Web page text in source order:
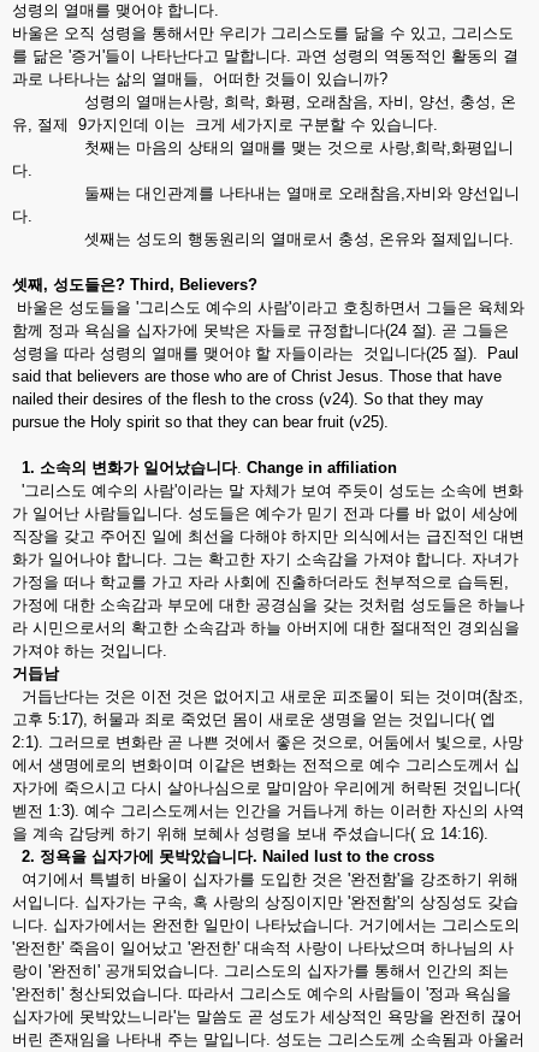
성령의 열매를 맺어야 합니다.
바울은 오직 성령을 통해서만 우리가 그리스도를 닮을 수 있고, 그리스도
를 닮은 '증거'들이 나타난다고 말합니다. 과연 성령의 역동적인 활동의 결
과로 나타나는 삶의 열매들, 어떠한 것들이 있습니까?
성령의 열매는사랑, 희락, 화평, 오래참음, 자비, 양선, 충성, 온
유, 절제 9가지인데 이는 크게 세가지로 구분할 수 있습니다.
첫째는 마음의 상태의 열매를 맺는 것으로 사랑,희락,화평입니
다.
둘째는 대인관계를 나타내는 열매로 오래참음,자비와 양선입니
다.
셋째는 성도의 행동원리의 열매로서 충성, 온유와 절제입니다.
셋째, 성도들은? Third, Believers?
바울은 성도들을 '그리스도 예수의 사람'이라고 호칭하면서 그들은 육체와
함께 정과 욕심을 십자가에 못박은 자들로 규정합니다(24 절). 곧 그들은
성령을 따라 성령의 열매를 맺어야 할 자들이라는 것입니다(25 절). Paul
said that believers are those who are of Christ Jesus. Those that have
nailed their desires of the flesh to the cross (v24). So that they may
pursue the Holy spirit so that they can bear fruit (v25).
1. 소속의 변화가 일어났습니다. Change in affiliation
'그리스도 예수의 사람'이라는 말 자체가 보여 주듯이 성도는 소속에 변화
가 일어난 사람들입니다. 성도들은 예수가 믿기 전과 다를 바 없이 세상에
직장을 갖고 주어진 일에 최선을 다해야 하지만 의식에서는 급진적인 대변
화가 일어나야 합니다. 그는 확고한 자기 소속감을 가져야 합니다. 자녀가
가정을 떠나 학교를 가고 자라 사회에 진출하더라도 천부적으로 습득된,
가정에 대한 소속감과 부모에 대한 공경심을 갖는 것처럼 성도들은 하늘나
라 시민으로서의 확고한 소속감과 하늘 아버지에 대한 절대적인 경외심을
가져야 하는 것입니다.
거듭남
거듭난다는 것은 이전 것은 없어지고 새로운 피조물이 되는 것이며(참조,
고후 5:17), 허물과 죄로 죽었던 몸이 새로운 생명을 얻는 것입니다( 엡
2:1). 그러므로 변화란 곧 나쁜 것에서 좋은 것으로, 어둠에서 빛으로, 사망
에서 생명에로의 변화이며 이같은 변화는 전적으로 예수 그리스도께서 십
자가에 죽으시고 다시 살아나심으로 말미암아 우리에게 허락된 것입니다(
벧전 1:3). 예수 그리스도께서는 인간을 거듭나게 하는 이러한 자신의 사역
을 계속 감당케 하기 위해 보혜사 성령을 보내 주셨습니다( 요 14:16).
2. 정욕을 십자가에 못박았습니다. Nailed lust to the cross
여기에서 특별히 바울이 십자가를 도입한 것은 '완전함'을 강조하기 위해
서입니다. 십자가는 구속, 혹 사랑의 상징이지만 '완전함'의 상징성도 갖습
니다. 십자가에서는 완전한 일만이 나타났습니다. 거기에서는 그리스도의
'완전한' 죽음이 일어났고 '완전한' 대속적 사랑이 나타났으며 하나님의 사
랑이 '완전히' 공개되었습니다. 그리스도의 십자가를 통해서 인간의 죄는
'완전히' 청산되었습니다. 따라서 그리스도 예수의 사람들이 '정과 욕심을
십자가에 못박았느니라'는 말씀도 곧 성도가 세상적인 욕망을 완전히 끊어
버린 존재임을 나타내 주는 말입니다. 성도는 그리스도께 소속됨과 아울러